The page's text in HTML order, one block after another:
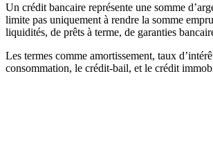
Un crédit bancaire représente une somme
limite pas uniquement à rendre la somme
liquidités, de prêts à terme, de garanties
Les termes comme amortissement, taux
consommation, le crédit-bail, et le crédit